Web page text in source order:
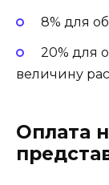
8% для
20% для
величину
Оплата